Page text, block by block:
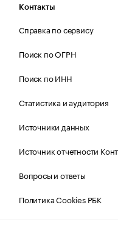
Контакты
Справка по сервису
Поиск по ОГРН
Поиск по ИНН
Статистика и аудитория
Источники данных
Источник отчетности
Вопросы и ответы
Политика Cookies РБК